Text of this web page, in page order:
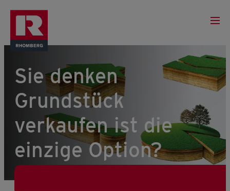
Sie denken
Grundstück
verkaufen ist die
einzige Option?